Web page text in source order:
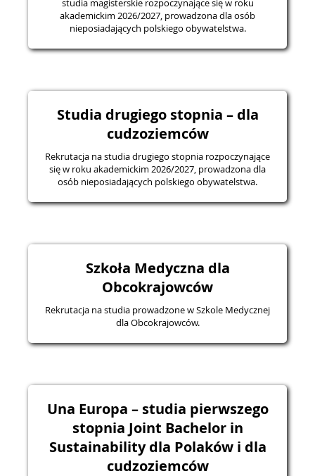
studia magisterskie rozpoczynające się w roku
akademickim 2026/2027, prowadzona dla osób
nieposiadających polskiego obywatelstwa.
Studia drugiego stopnia – dla
cudzoziemców
Rekrutacja na studia drugiego stopnia rozpoczynające
się w roku akademickim 2026/2027, prowadzona dla
osób nieposiadających polskiego obywatelstwa.
Szkoła Medyczna dla
Obcokrajowców
Rekrutacja na studia prowadzone w Szkole Medycznej
dla Obcokrajowców.
Una Europa – studia pierwszego
stopnia Joint Bachelor in
Sustainability dla Polaków i dla
cudzoziemców